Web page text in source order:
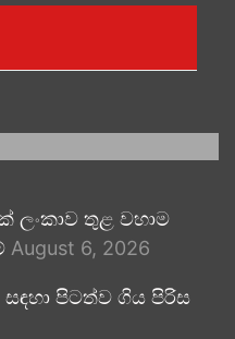
ලංකාව තුළ වහාම
August 6, 2026
සඳහා පිටත්ව ගිය පිරිස